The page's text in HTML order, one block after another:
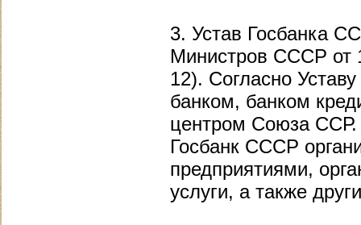
3. Устав Госбанка
Министров СССР от
12). Согласно
банком, банком
центром Союза ССР.
Госбанк СССР
предприятиями,
услуги, а также